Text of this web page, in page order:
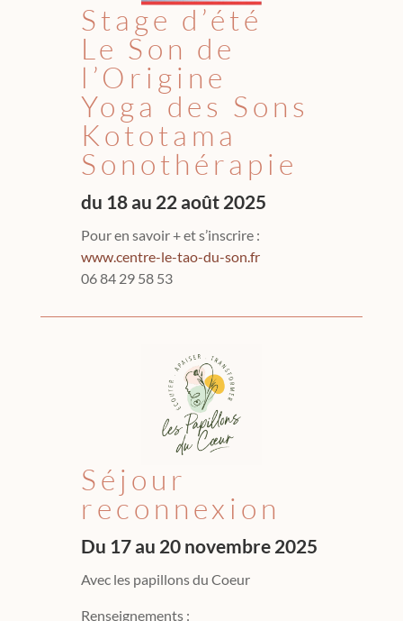
Stage d’été
Le Son de
l’Origine
Yoga des Sons
Kototama
Sonothérapie
du 18 au 22 août 2025
Pour en savoir + et s’inscrire :
www.centre-le-tao-du-son.fr
06 84 29 58 53
Séjour
reconnexion
Du 17 au 20 novembre 2025
Avec les papillons du Coeur
Renseignements :